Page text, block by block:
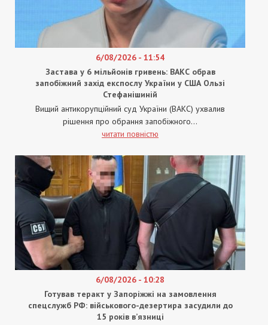
6/08/2026 - 11:54
Застава у 6 мільйонів гривень: ВАКС обрав
запобіжний захід експослу України у США Ользі
Стефанішиній
Вищий антикорупційний суд України (ВАКС) ухвалив
рішення про обрання запобіжного...
читати повністю
6/08/2026 - 10:28
Готував теракт у Запоріжжі на замовлення
спецслужб РФ: військового-дезертира засудили до
15 років в’язниці